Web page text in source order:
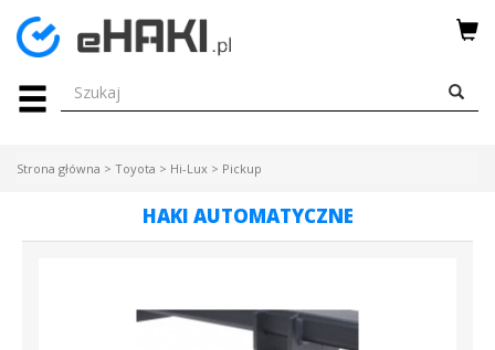
Menu
HAKI
WIĄZKI
Strona główna > Toyota > Hi-Lux > Pickup
HAKI AUTOMATYCZNE